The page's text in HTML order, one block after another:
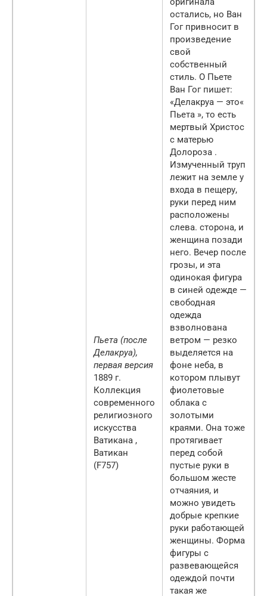
Пьета (после
Делакруа),
первая версия
1889 г.
Коллекция
современного
религиозного
искусства
Ватикана ,
Ватикан
(F757)
остались, но Ван
Гог привносит в
произведение
свой
собственный
стиль. О Пьете
Ван Гог пишет:
«Делакруа — это«
Пьета », то есть
мертвый Христос
с матерью
Долороза .
Измученный труп
лежит на земле у
входа в пещеру,
руки перед ним
расположены
слева. сторона, и
женщина позади
него. Вечер после
грозы, и эта
одинокая фигура
в синей одежде —
свободная
одежда
взволнована
ветром — резко
выделяется на
фоне неба, в
котором плывут
фиолетовые
облака с
золотыми
краями. Она тоже
протягивает
перед собой
пустые руки в
большом жесте
отчаяния, и
можно увидеть
добрые крепкие
руки работающей
женщины. Форма
фигуры с
развевающейся
одеждой почти
такая же